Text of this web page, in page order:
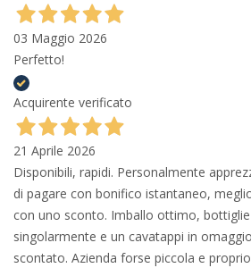
03 Maggio 2026
Perfetto!
Acquirente verificato
21 Aprile 2026
Disponibili, rapidi. Personalmente
di pagare con bonifico istantaneo,
con uno sconto. Imballo ottimo,
singolarmente e un cavatappi in
scontato. Azienda forse piccola e